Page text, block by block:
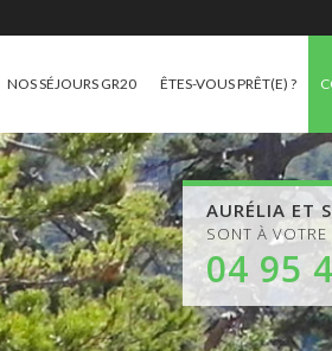
NOS SÉJOURS GR20 ÊTES-VOUS PRÊT(E) ?
AURÉLIA ET
SONT À VOTRE
04 95